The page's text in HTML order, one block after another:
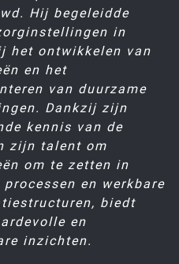
Hij begeleidde
in
het ontwikkelen van
en het
van duurzame
Dankzij zijn
kennis van de
zijn talent om
om te zetten in
processen en werkbare
biedt
en
inzichten.